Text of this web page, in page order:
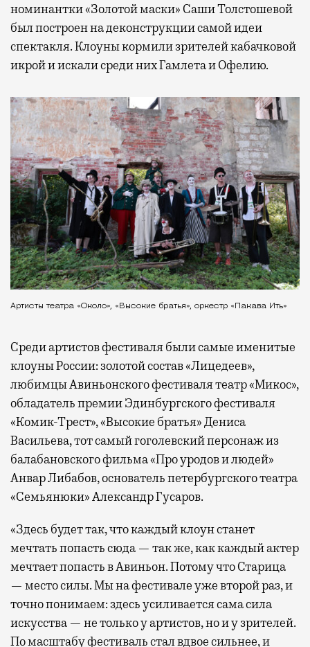
номинантки «Золотой маски» Саши Толстошевой
был построен на деконструкции самой идеи
спектакля. Клоуны кормили зрителей кабачковой
икрой и искали среди них Гамлета и Офелию.
Артисты театра «Около», «Высокие братья», оркестр «Пакава Ить»
Среди артистов фестиваля были самые именитые
клоуны России: золотой состав «Лицедеев»,
любимцы Авиньонского фестиваля театр «Микос»,
обладатель премии Эдинбургского фестиваля
«Комик-Трест», «Высокие братья» Дениса
Васильева, тот самый гоголевский персонаж из
балабановского фильма «Про уродов и людей»
Анвар Либабов, основатель петербургского театра
«Семьянюки» Александр Гусаров.
«Здесь будет так, что каждый клоун станет
мечтать попасть сюда — так же, как каждый актер
мечтает попасть в Авиньон. Потому что Старица
— место силы. Мы на фестивале уже второй раз, и
точно понимаем: здесь усиливается сама сила
искусства — не только у артистов, но и у зрителей.
По масштабу фестиваль стал вдвое сильнее, и